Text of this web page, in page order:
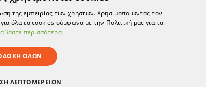
της εμπειρίας των χρηστών. Χρησιμοποιώντας τον
όλα τα cookies σύμφωνα με την Πολιτική μας για τα
περισσότερα
ΌΛΩΝ
ΛΕΠΤΟΜΕΡΕΙΏΝ